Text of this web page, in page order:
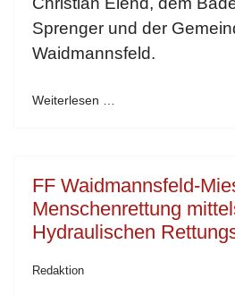
Sprenger und der
Waidmannsfeld.
Weiterlesen …
FF Waidmannsfeld-
Menschenrettung
Hydraulischen
Redaktion